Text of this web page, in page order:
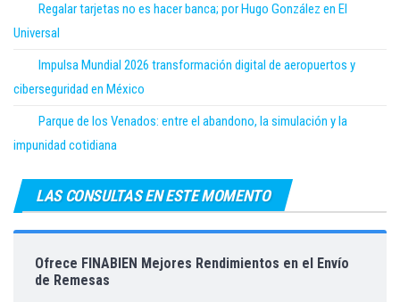
Regalar tarjetas no es hacer banca; por Hugo González en El
Universal
Impulsa Mundial 2026 transformación digital de aeropuertos y
ciberseguridad en México
Parque de los Venados: entre el abandono, la simulación y la
impunidad cotidiana
LAS CONSULTAS EN ESTE MOMENTO
Ofrece FINABIEN Mejores Rendimientos en el Envío
de Remesas